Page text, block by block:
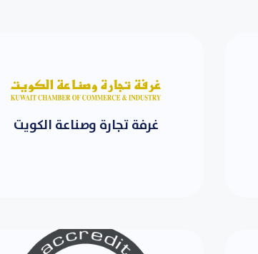
غرفة تجارة وصناعة الكويت